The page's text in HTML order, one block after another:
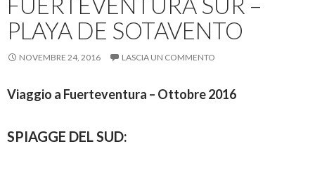
PLAYA DE SOTAVENTO
NOVEMBRE 24, 2016 LASCIA UN COMMENTO
Viaggio a Fuerteventura – Ottobre 2016
SPIAGGE DEL SUD: